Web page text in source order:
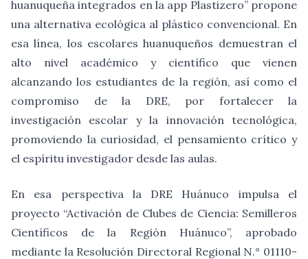
huanuqueña integrados en la app Plastizero” propone
una alternativa ecológica al plástico convencional. En
esa línea, los escolares huanuqueños demuestran el
alto nivel académico y científico que vienen
alcanzando los estudiantes de la región, así como el
compromiso de la DRE, por fortalecer la
investigación escolar y la innovación tecnológica,
promoviendo la curiosidad, el pensamiento crítico y
el espíritu investigador desde las aulas.
En esa perspectiva la DRE Huánuco impulsa el
proyecto “Activación de Clubes de Ciencia: Semilleros
Científicos de la Región Huánuco”, aprobado
mediante la Resolución Directoral Regional N.° 01110-